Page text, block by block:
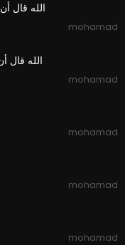
الله قال أن
mohamad
الله قال أن
mohamad
mohamad
mohamad
mohamad